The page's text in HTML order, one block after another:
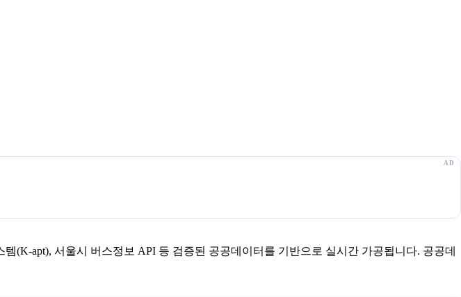
(K-apt), 서울시 버스정보 API 등 검증된 공공데이터를 기반으로 실시간 가공됩니다. 공공데